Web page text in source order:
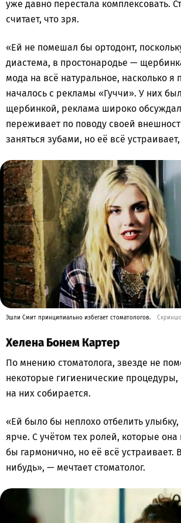
уже давно перестала комплексовать.
считает, что зря.
«Ей не помешал бы ортодонт,
диастема, в простонародье —
мода на всё натуральное, насколько я
началось с рекламы «Гуччи». У них
щербинкой, реклама широко
переживает по поводу своей
заняться зубами, но её всё
Эшли Смит принципиально избегает стоматологов.
Хелена Бонем Картер
По мнению стоматолога, звезде не
некоторые гигиенические процедуры,
на них собирается.
«Ей было бы неплохо отбелить
ярче. С учётом тех ролей, которые она
бы гармонично, но её всё устраивает.
нибудь», — мечтает стоматолог.